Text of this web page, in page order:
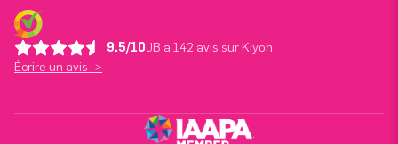
9.5/10JB a 142 avis sur Kiyoh
Écrire un avis ->